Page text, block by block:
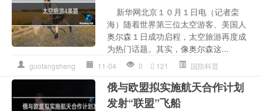
新华网北京１０月１日电（记者栾
海）随着世界第三位太空游客、美国人
奥尔森１日成功启程，太空旅游再度成
为热门话题。其实，像奥尔森这...
guofangsheng 11-04 0 121 国防科普
俄与欧盟拟实施航天合作计划
发射“联盟”飞船